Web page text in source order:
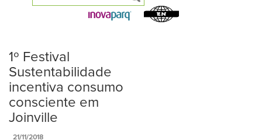
1º Festival
Sustentabilidade
incentiva consumo
consciente em
Joinville
21/11/2018